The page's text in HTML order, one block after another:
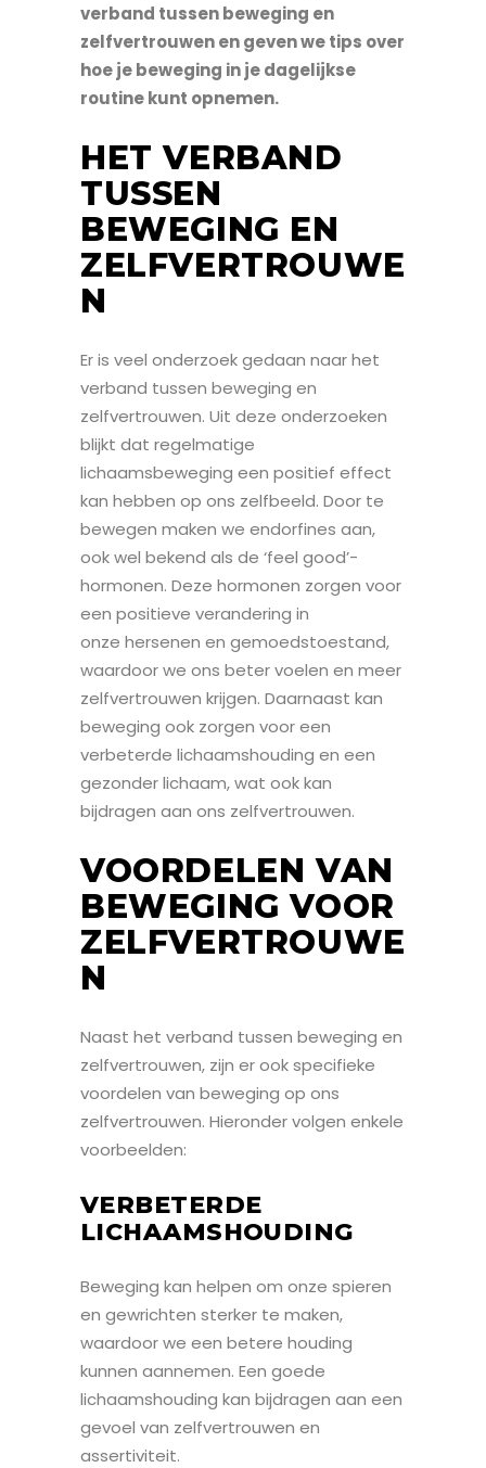
verband tussen beweging en
zelfvertrouwen en geven we tips over
hoe je beweging in je dagelijkse
routine kunt opnemen.
HET VERBAND
TUSSEN
BEWEGING EN
ZELFVERTROUWE
N
Er is veel onderzoek gedaan naar het
verband tussen beweging en
zelfvertrouwen. Uit deze onderzoeken
blijkt dat regelmatige
lichaamsbeweging een positief effect
kan hebben op ons zelfbeeld. Door te
bewegen maken we endorfines aan,
ook wel bekend als de ‘feel good’-
hormonen. Deze hormonen zorgen voor
een positieve verandering in
onze hersenen en gemoedstoestand,
waardoor we ons beter voelen en meer
zelfvertrouwen krijgen. Daarnaast kan
beweging ook zorgen voor een
verbeterde lichaamshouding en een
gezonder lichaam, wat ook kan
bijdragen aan ons zelfvertrouwen.
VOORDELEN VAN
BEWEGING VOOR
ZELFVERTROUWE
N
Naast het verband tussen beweging en
zelfvertrouwen, zijn er ook specifieke
voordelen van beweging op ons
zelfvertrouwen. Hieronder volgen enkele
voorbeelden:
VERBETERDE
LICHAAMSHOUDING
Beweging kan helpen om onze spieren
en gewrichten sterker te maken,
waardoor we een betere houding
kunnen aannemen. Een goede
lichaamshouding kan bijdragen aan een
gevoel van zelfvertrouwen en
assertiviteit.